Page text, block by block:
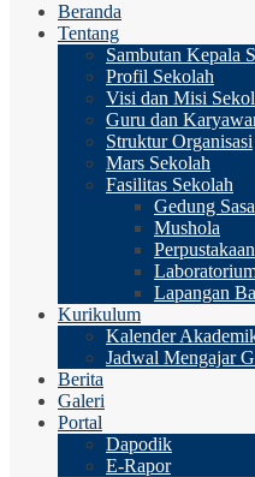
Beranda
Tentang
Sambutan Kepala
Profil Sekolah
Visi dan Misi
Guru dan
Struktur Organisasi
Mars Sekolah
Fasilitas Sekolah
Gedung
Mushola
Lapangan
Kurikulum
Kalender
Jadwal Mengajar
Berita
Galeri
Portal
Dapodik
E-Rapor